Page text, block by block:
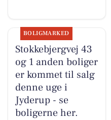
BOLIGMARKED
Stokkebjergvej 43
og 1 anden boliger
er kommet til salg
denne uge i
Jyderup - se
boligerne her.